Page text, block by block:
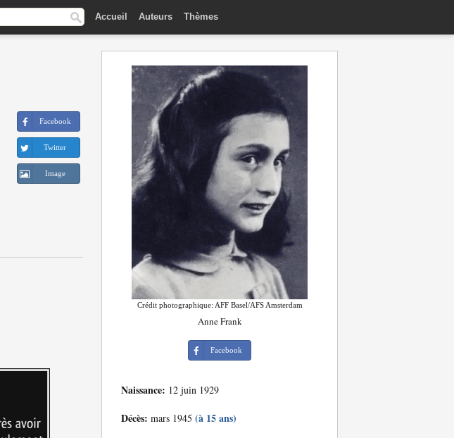
Accueil Auteurs Thèmes
Facebook
Twitter
Image
Crédit photographique: AFF Basel/AFS Amsterdam
Anne Frank
Facebook
Naissance: 12 juin 1929
Décès: mars 1945 (à 15 ans)